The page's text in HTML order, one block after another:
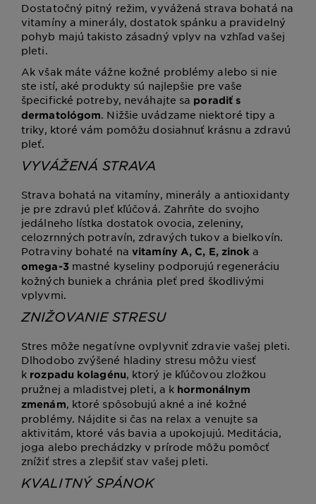
Dostatočný pitný režim, vyvážená strava bohatá na
vitamíny a minerály, dostatok spánku a pravidelný
pohyb majú takisto zásadný vplyv na vzhľad vašej
pleti.
Ak však máte vážne kožné problémy alebo si nie
ste istí, aké produkty sú najlepšie pre vaše
špecifické potreby, neváhajte sa poradiť s
dermatológom. Nižšie uvádzame niektoré tipy a
triky, ktoré vám pomôžu dosiahnuť krásnu a zdravú
pleť.
VYVÁŽENÁ STRAVA
Strava bohatá na vitamíny, minerály a antioxidanty
je pre zdravú pleť kľúčová. Zahrňte do svojho
jedálneho lístka dostatok ovocia, zeleniny,
celozrnných potravín, zdravých tukov a bielkovín.
Potraviny bohaté navitamíny A, C, E, zinoka
omega-3 mastné kyseliny podporujú regeneráciu
kožných buniek a chránia pleť pred škodlivými
vplyvmi.
ZNIŽOVANIE STRESU
Stres môže negatívne ovplyvniť zdravie vašej pleti.
Dlhodobo zvýšené hladiny stresu môžu viesť
k rozpadu kolagénu, ktorý je kľúčovou zložkou
pružnej a mladistvej pleti, a k hormonálnym
zmenám, ktoré spôsobujú akné a iné kožné
problémy. Nájdite si čas na relax a venujte sa
aktivitám, ktoré vás bavia a upokojujú. Meditácia,
joga alebo prechádzky v prírode môžu pomôcť
znížiť stres a zlepšiť stav vašej pleti.
KVALITNÝ SPÁNOK